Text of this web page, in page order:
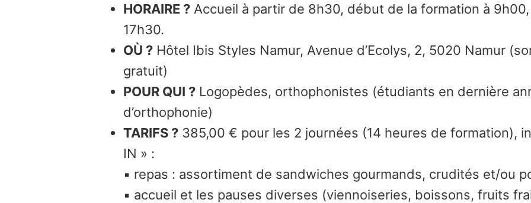
HORAIRE ? Accueil à partir de 8h30, début de la formation à
17h30.
OÙ ? Hôtel Ibis Styles Namur, Avenue d’Ecolys, 2, 5020 Namur
gratuit)
POUR QUI ? Logopèdes, orthophonistes (étudiants en dernière
d’orthophonie)
TARIFS ? 385,00 € pour les 2 journées (14 heures de formation),
IN » :
▪ repas : assortiment de sandwiches gourmands, crudités et/ou
▪ accueil et les pauses diverses (viennoiseries, boissons, fruits